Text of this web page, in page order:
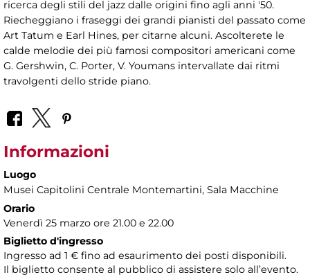
ricerca degli stili del jazz dalle origini fino agli anni '50.
Riecheggiano i fraseggi dei grandi pianisti del passato come
Art Tatum e Earl Hines, per citarne alcuni. Ascolterete le
calde melodie dei più famosi compositori americani come
G. Gershwin, C. Porter, V. Youmans intervallate dai ritmi
travolgenti dello stride piano.
Informazioni
Luogo
Musei Capitolini Centrale Montemartini, Sala Macchine
Orario
Venerdì 25 marzo ore 21.00 e 22.00
Biglietto d'ingresso
Ingresso ad 1 € fino ad esaurimento dei posti disponibili.
Il biglietto consente al pubblico di assistere solo all’evento.